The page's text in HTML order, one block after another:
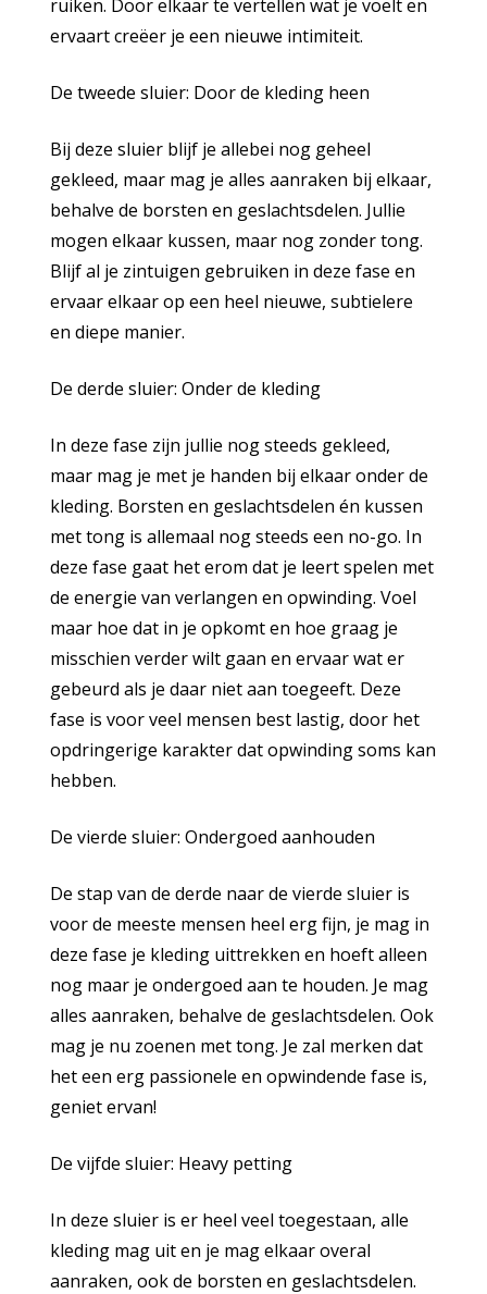
ruiken. Door elkaar te vertellen wat je voelt en
ervaart creëer je een nieuwe intimiteit.
De tweede sluier: Door de kleding heen
Bij deze sluier blijf je allebei nog geheel
gekleed, maar mag je alles aanraken bij elkaar,
behalve de borsten en geslachtsdelen. Jullie
mogen elkaar kussen, maar nog zonder tong.
Blijf al je zintuigen gebruiken in deze fase en
ervaar elkaar op een heel nieuwe, subtielere
en diepe manier.
De derde sluier: Onder de kleding
In deze fase zijn jullie nog steeds gekleed,
maar mag je met je handen bij elkaar onder de
kleding. Borsten en geslachtsdelen én kussen
met tong is allemaal nog steeds een no-go. In
deze fase gaat het erom dat je leert spelen met
de energie van verlangen en opwinding. Voel
maar hoe dat in je opkomt en hoe graag je
misschien verder wilt gaan en ervaar wat er
gebeurd als je daar niet aan toegeeft. Deze
fase is voor veel mensen best lastig, door het
opdringerige karakter dat opwinding soms kan
hebben.
De vierde sluier: Ondergoed aanhouden
De stap van de derde naar de vierde sluier is
voor de meeste mensen heel erg fijn, je mag in
deze fase je kleding uittrekken en hoeft alleen
nog maar je ondergoed aan te houden. Je mag
alles aanraken, behalve de geslachtsdelen. Ook
mag je nu zoenen met tong. Je zal merken dat
het een erg passionele en opwindende fase is,
geniet ervan!
De vijfde sluier: Heavy petting
In deze sluier is er heel veel toegestaan, alle
kleding mag uit en je mag elkaar overal
aanraken, ook de borsten en geslachtsdelen.